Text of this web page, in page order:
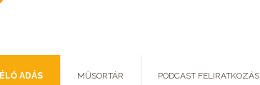
ÉLŐ ADÁS MŰSORTÁR PODCAST FELIRATKOZÁS